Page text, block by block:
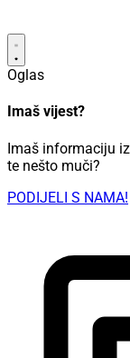
Oglas
Imaš vijest?
Imaš informaciju
te nešto muči?
PODIJELI S NAMA!